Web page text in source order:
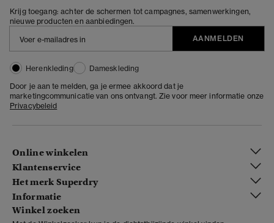
Krijg toegang: achter de schermen tot campagnes, samenwerkingen,
nieuwe producten en aanbiedingen.
AANMELDEN
Herenkleding
Dameskleding
Door je aan te melden, ga je ermee akkoord dat je
marketingcommunicatie van ons ontvangt. Zie voor meer informatie onze
Privacybeleid
Online winkelen
Klantenservice
Het merk Superdry
Informatie
Winkel zoeken